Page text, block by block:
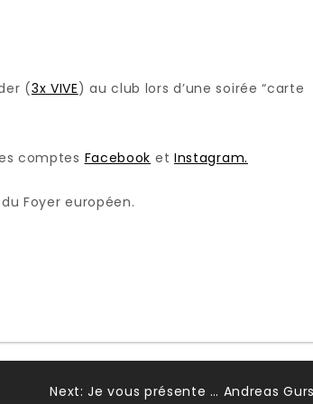
(3x VIVE) au club lors d’une soirée “carte
comptes Facebook et Instagram.
Foyer européen.
Next: Je vous présente … Andreas